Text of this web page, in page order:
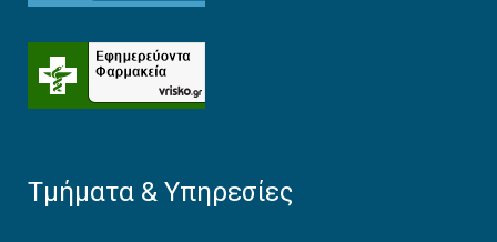
Τμήματα & Υπηρεσίες